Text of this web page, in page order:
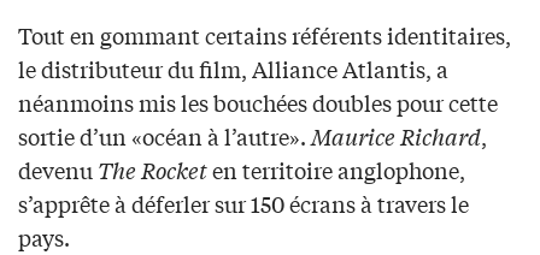
Tout en gommant certains référents identitaires,
le distributeur du film, Alliance Atlantis, a
néanmoins mis les bouchées doubles pour cette
sortie d’un «océan à l’autre».Maurice Richard,
devenuThe Rocketen territoire anglophone,
s’apprête à déferler sur 150 écrans à travers le
pays.